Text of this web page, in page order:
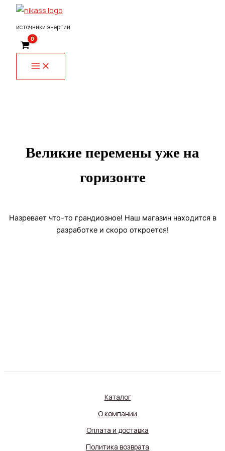
Перейти
содержимому
источники энергии
Великие перемены уже на
горизонте
Назревает что-то грандиозное! Наш магазин находится в
разработке и скоро откроется!
Каталог
О компании
Оплата и доставка
Политика возврата